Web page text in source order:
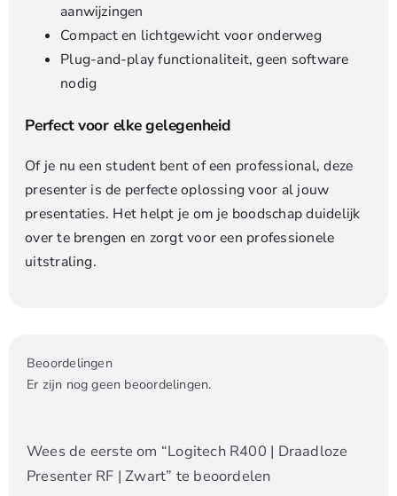
aanwijzingen
Compact en lichtgewicht voor onderweg
Plug-and-play functionaliteit, geen software
nodig
Perfect voor elke gelegenheid
Of je nu een student bent of een professional, deze
presenter is de perfecte oplossing voor al jouw
presentaties. Het helpt je om je boodschap duidelijk
over te brengen en zorgt voor een professionele
uitstraling.
Beoordelingen
Er zijn nog geen beoordelingen.
Wees de eerste om “Logitech R400 | Draadloze
Presenter RF | Zwart” te beoordelen